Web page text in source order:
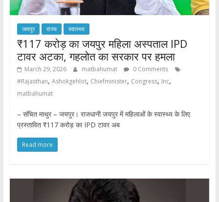
जयपुर राज्य स्वास्थ्य
₹117 करोड़ का जयपुर महिला अस्पताल IPD
टावर अटका, गहलोत का सरकार पर हमला
March 29, 2026 matbahumat
0 Comments
#Rajasthan, Ashokgehlot, Chiefminister, Congress, Inc,
matbahumat
– संचित माथुर – जयपुर। राजधानी जयपुर में महिलाओं के स्वास्थ्य के लिए
प्रस्तावित ₹117 करोड़ का IPD टावर अब
Read more